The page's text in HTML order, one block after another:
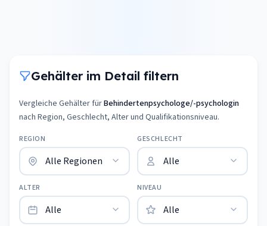
Gehälter im Detail filtern
Vergleiche Gehälter fürBehindertenpsychologe/-psychologin
nach Region, Geschlecht, Alter und Qualifikationsniveau.
REGION GESCHLECHT
ALTER NIVEAU